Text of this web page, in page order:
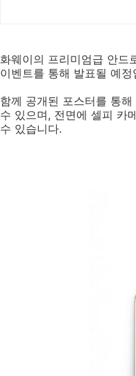
화웨이의 프리미엄급 안드
이벤트를 통해 발표될 예정
함께 공개된 포스터를 통
수 있으며, 전면에 셀피 카
수 있습니다.